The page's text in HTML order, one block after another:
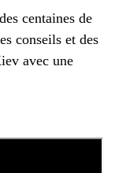
centaines de
conseils et des
avec une